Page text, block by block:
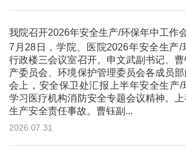
我院召开2026年安全生产/环保年中工作
7月28日，学院、医院2026年安全生产/
行政楼三会议室召开。申文武副书记、
产委员会、环境保护管理委员会各成员部
会上，安全保卫处汇报上半年安全生产/
学习医疗机构消防安全专题会议精神。
生产安全责任事故。曹钰副...
2026.07.31